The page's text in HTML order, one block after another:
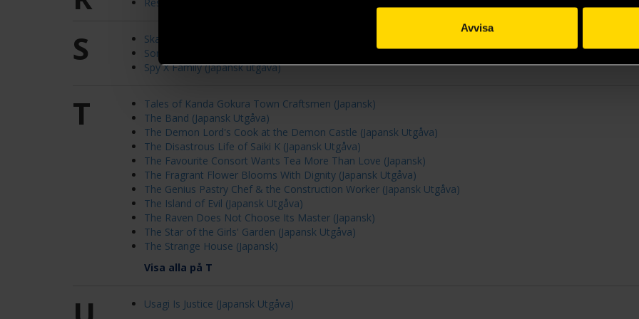
Avvisa
S
Skandinaviska Tjejen Åsa Upptäcker Japans Mysterier (Japansk utgåva)
Someone Hertz (Japansk Utgåva)
Spy X Family (Japansk utgåva)
T
Tales of Kanda Gokura Town Craftsmen (Japansk)
The Band (Japansk Utgåva)
The Demon Lord's Cook at the Demon Castle (Japansk Utgåva)
The Disastrous Life of Saiki K (Japansk Utgåva)
The Favourite Consort Wants Tea More Than Love (Japansk)
The Fragrant Flower Blooms With Dignity (Japansk Utgåva)
The Genius Pastry Chef & the Construction Worker (Japansk Utgåva)
The Island of Evil (Japansk Utgåva)
The Raven Does Not Choose Its Master (Japansk)
The Star of the Girls' Garden (Japansk Utgåva)
The Strange House (Japansk)
Visa alla på T
Usagi Is Justice (Japansk Utgåva)